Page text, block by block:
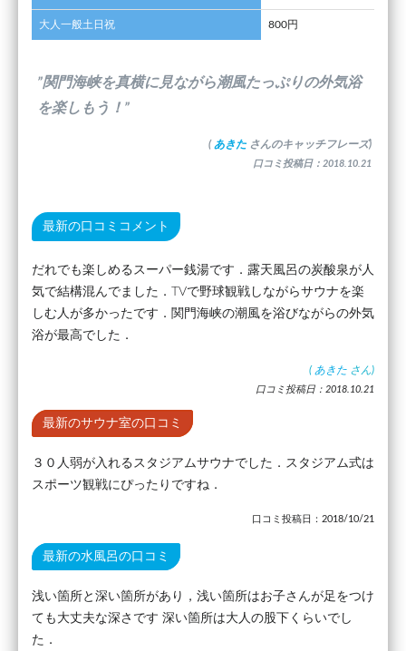
大人一般土日祝 800円
”関門海峡を真横に見ながら潮風たっぷりの外気浴
を楽しもう！”
( あきた さんのキャッチフレーズ)
口コミ投稿日：2018.10.21
最新の口コミコメント
だれでも楽しめるスーパー銭湯です．露天風呂の炭酸泉が人
気で結構混んでました．TVで野球観戦しながらサウナを楽
しむ人が多かったです．関門海峡の潮風を浴びながらの外気
浴が最高でした．
( あきた さん)
口コミ投稿日：2018.10.21
最新のサウナ室の口コミ
３０人弱が入れるスタジアムサウナでした．スタジアム式は
スポーツ観戦にぴったりですね．
口コミ投稿日：2018/10/21
最新の水風呂の口コミ
浅い箇所と深い箇所があり，浅い箇所はお子さんが足をつけ
ても大丈夫な深さです 深い箇所は大人の股下くらいでし
た．